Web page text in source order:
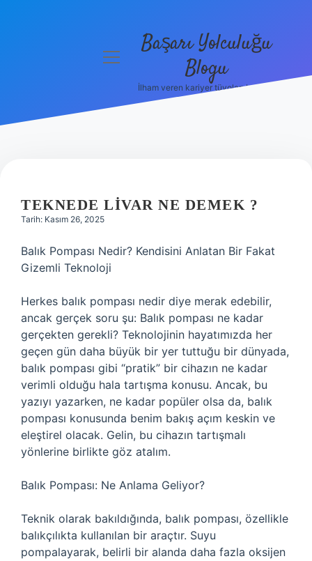
Hakkımızda
menüyüBaşarı Yolculuğu
Blogu
İlham veren kariyer tüyoları burada!
TEKNEDE LIVAR NE DEMEK ?
Tarih: Kasım 26, 2025
Balık Pompası Nedir? Kendisini Anlatan Bir Fakat
Gizemli Teknoloji
Herkes balık pompası nedir diye merak edebilir,
ancak gerçek soru şu: Balık pompası ne kadar
gerçekten gerekli? Teknolojinin hayatımızda her
geçen gün daha büyük bir yer tuttuğu bir dünyada,
balık pompası gibi “pratik” bir cihazın ne kadar
verimli olduğu hala tartışma konusu. Ancak, bu
yazıyı yazarken, ne kadar popüler olsa da, balık
pompası konusunda benim bakış açım keskin ve
eleştirel olacak. Gelin, bu cihazın tartışmalı
yönlerine birlikte göz atalım.
Balık Pompası: Ne Anlama Geliyor?
Teknik olarak bakıldığında, balık pompası, özellikle
balıkçılıkta kullanılan bir araçtır. Suyu
pompalayarak, belirli bir alanda daha fazla oksijen